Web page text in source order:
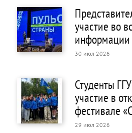
участие во
30 июл 2026
Студенты
участие в
фестивале
29 июл 2026